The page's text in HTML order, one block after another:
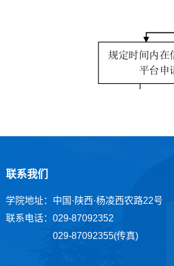
联系我们
学院地址：中国·陕西·杨凌西农路22号
联系电话：029-87092352
029-87092355(传真)